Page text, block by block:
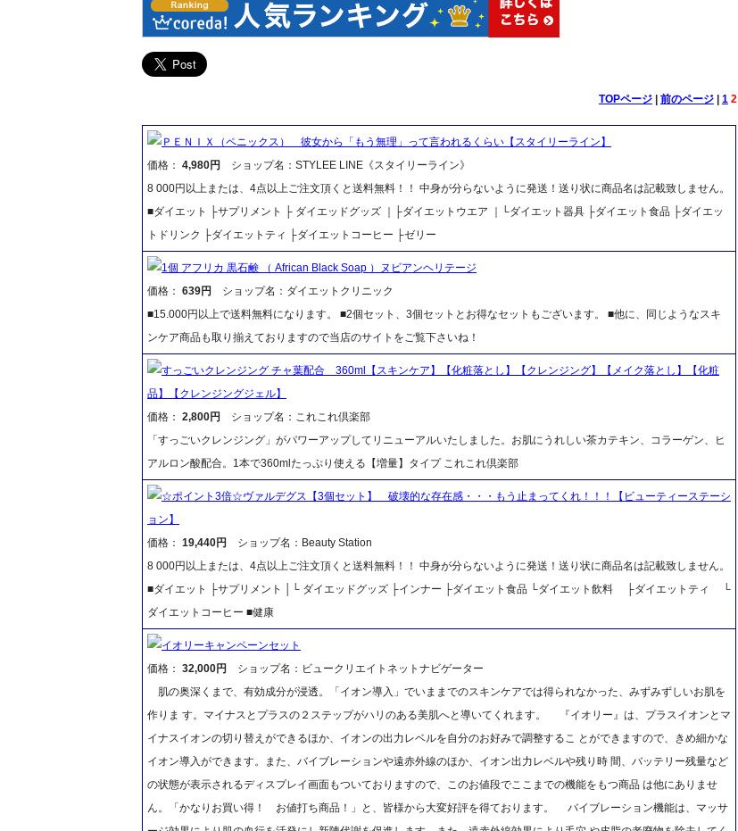
TOPページ| 前のページ| 1 2
ＰＥＮＩＸ（ペニックス） 彼女から「もう無理」って言われるくらい【スタイリーライン】
価格： 4,980円
ショップ名：STYLEE LINE《スタイリーライン》
8 000円以上または、4点以上ご注文頂くと送料無料！！ 中身が分らないように発送！送り状に商品名は記載致しません。
■ダイエット ├サプリメント ├ ダイエッドグッズ ｜├ダイエットウエア ｜└ダイエット器具 ├ダイエット食品 ├ダイエッ
トドリンク ├ダイエットティ ├ダイエットコーヒー ├ゼリー
1個 アフリカ 黒石鹸 （ African Black Soap ）ヌビアンヘリテージ
価格： 639円
ショップ名：ダイエットクリニック
■15.000円以上で送料無料になります。 ■2個セット、3個セットとお得なセットもございます。 ■他に、同じようなスキ
ンケア商品も取り揃えておりますので当店のサイトをご覧下さいね！
すっごいクレンジング チャ葉配合 360ml【スキンケア】【化粧落とし】【クレンジング】【メイク落とし】【化粧
品】【クレンジングジェル】
価格： 2,800円
ショップ名：これこれ倶楽部
「すっごいクレンジング」がパワーアップしてリニューアルいたしました。お肌にうれしい茶カテキン、コラーゲン、ヒ
アルロン酸配合。1本で360mlたっぷり使える【増量】タイプ これこれ倶楽部
☆ポイント3倍☆ヴァルデグス【3個セット】 破壊的な存在感・・・もう止まってくれ！！！【ビューティーステーシ
ョン】
価格： 19,440円
ショップ名：Beauty Station
8 000円以上または、4点以上ご注文頂くと送料無料！！ 中身が分らないように発送！送り状に商品名は記載致しません。
■ダイエット ├サプリメント │└ ダイエッドグッズ ├インナー ├ダイエット食品 └ダイエット飲料 ├ダイエットティ └
ダイエットコーヒー ■健康
イオリーキャンペーンセット
価格： 32,000円
ショップ名：ビュークリエイトネットナビゲーター
肌の奥深くまで、有効成分が浸透。「イオン導入」でいままでのスキンケアでは得られなかった、みずみずしいお肌を
作りま す。マイナスとプラスの２ステップがハリのある美肌へと導いてくれます。 『イオリー』は、プラスイオンとマ
イナスイオンの切り替えができるほか、イオンの出力レベルを自分のお好みで調整するこ とができますので、きめ細かな
イオン導入ができます。また、バイブレーションや遠赤外線のほか、イオン出力レベルや残り時 間、バッテリー残量など
の状態が表示されるディスプレイ画面もついておりますので、このお値段でここまでの機能をもつ商品 は他にありませ
ん。「かなりお買い得！ お値打ち商品！」と、皆様から大変好評を得ております。 バイブレーション機能は、マッサ